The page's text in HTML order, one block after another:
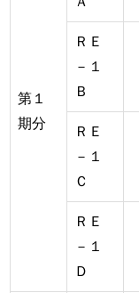
第１
期分
ＲＥ
－１
Ｂ
ＲＥ
－１
Ｃ
ＲＥ
－１
Ｄ